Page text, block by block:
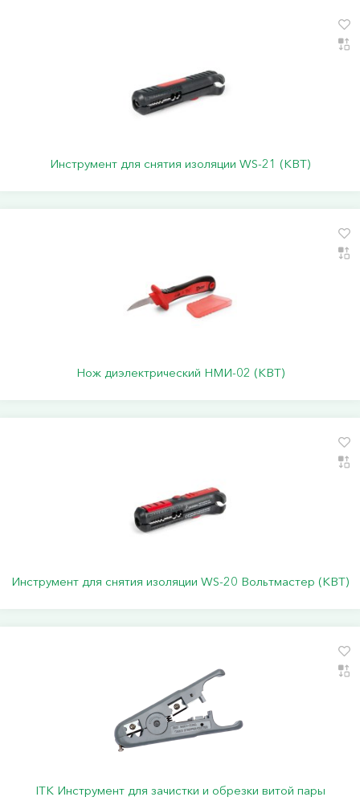
Инструмент для снятия изоляции WS-21 (КВТ)
Нож диэлектрический НМИ-02 (КВТ)
Инструмент для снятия изоляции WS-20 Вольтмастер (КВТ)
ITK Инструмент для зачистки и обрезки витой пары